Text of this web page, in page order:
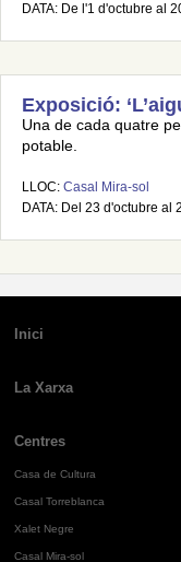
DATA: De l'1 d'octubre al
Exposició:
Una de cada quatre
potable.
LLOC: Casal Mira-sol
DATA: Del 23 d'octubre
Inici
La Xarxa
Centres
Casa de Cultura
Casal Torreblanca
Xalet Negre
Casal Mira-sol